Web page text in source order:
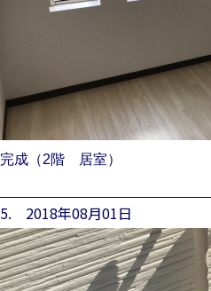
完成（2階 居室）
5. 2018年08月01日